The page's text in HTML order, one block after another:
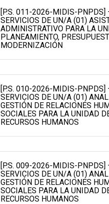
[P.S. 011-2026-MIDIS-PNPDS]
SERVICIOS DE UN/A (01)
ADMINISTRATIVO PARA LA
PLANEAMIENTO,
MODERNIZACIÓN
[P.S. 010-2026-MIDIS-PNPDS]
SERVICIOS DE UN/A (01)
GESTIÓN DE RELACIONES
SOCIALES PARA LA UNIDAD
RECURSOS HUMANOS
[P.S. 009-2026-MIDIS-PNPDS]
SERVICIOS DE UN/A (01)
GESTIÓN DE RELACIONES
SOCIALES PARA LA UNIDAD
RECURSOS HUMANOS